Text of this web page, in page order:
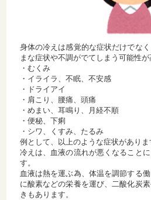
身体の冷えは感覚的な症状だけでな
まな症状や不調がでてしまう可能性が
・むくみ
・イライラ、不眠、不安感
・ドライアイ
・肩こり、腰痛、頭痛
・めまい、耳鳴り、月経不順
・便秘、下痢
・シワ、くすみ、たるみ
例として、以上のような症状がありま
冷えは、血液の流れが悪くなること
す。
血液は熱を運ぶ為、体温を調節する
に酸素などの栄養を運び、二酸化炭
きもあります。